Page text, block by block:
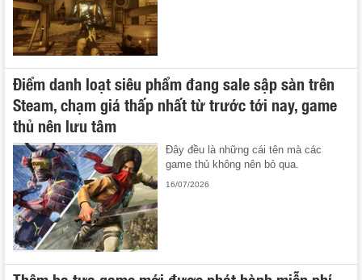
Điểm danh loạt siêu phẩm đang sale sập sàn trên
Steam, chạm giá thấp nhất từ trước tới nay, game
thủ nên lưu tâm
Đây đều là những cái tên mà các
game thủ không nên bỏ qua.
16/07/2026